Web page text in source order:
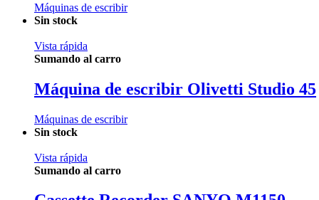
Máquinas de escribir
Sin stock
Vista rápida
Sumando al carro
Máquina de escribir Olivetti Studio 45
Máquinas de escribir
Sin stock
Vista rápida
Sumando al carro